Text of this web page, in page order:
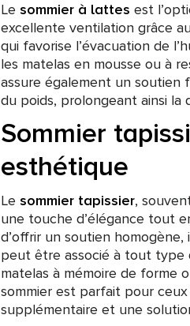
Le sommier à lattes est
excellente ventilation grâce
qui favorise l’évacuation de
les matelas en mousse ou à
assure également un
du poids, prolongeant ainsi la
Sommier
esthétique
Le sommier tapissier,
une touche d’élégance tout
d’offrir un soutien
peut être associé à tout type
matelas à mémoire de forme
sommier est parfait pour
supplémentaire et une